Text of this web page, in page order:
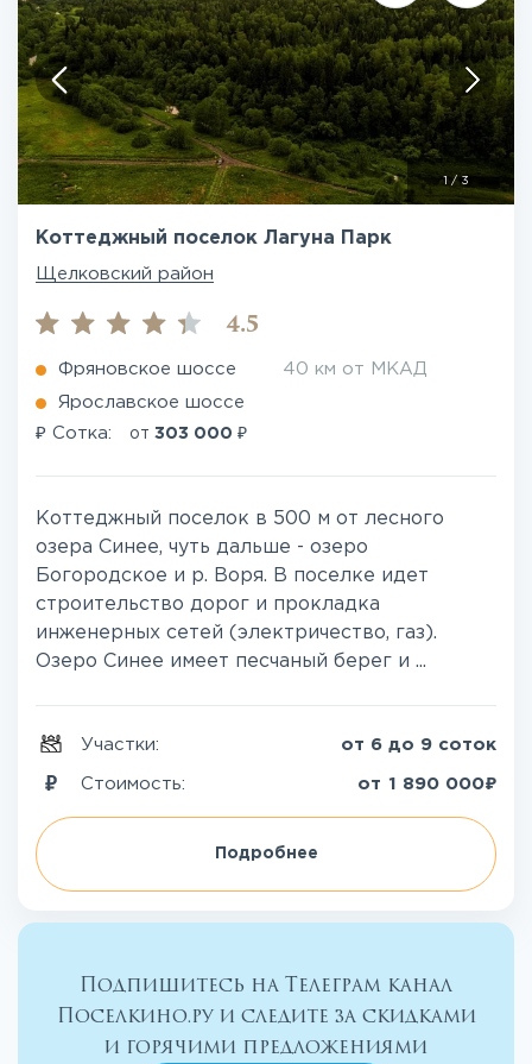
/ 3
Коттеджный поселок Лагуна Парк
Щелковский район
4.5
Фряновское шоссе 40 км от МКАД
Ярославское шоссе
₽ Сотка: от 303 000 ₽
Коттеджный поселок в 500 м от лесного
озера Синее, чуть дальше - озеро
Богородское и р. Воря. В поселке идет
строительство дорог и прокладка
инженерных сетей (электричество, газ).
Озеро Синее имеет песчаный берег и ...
Участки: от 6 до 9 соток
Стоимость: от 1 890 000₽
Подробнее
Подпишитесь на Телеграм канал
Поселкино.ру и следите за скидками
и горячими предложениями